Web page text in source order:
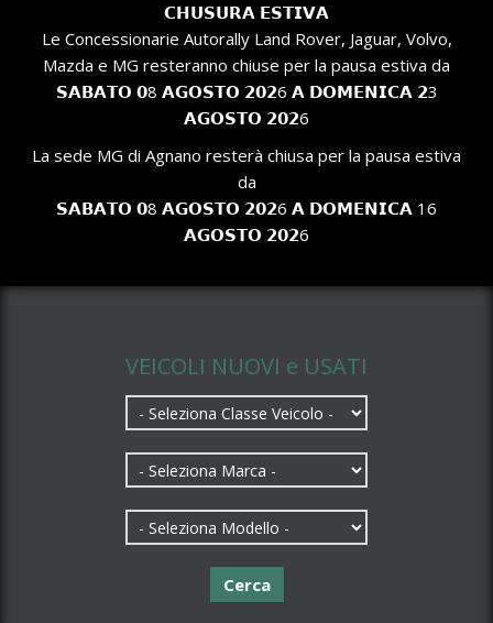
𝗖𝗛𝗨𝗦𝗨𝗥𝗔 𝗘𝗦𝗧𝗜𝗩𝗔
Le Concessionarie Autorally Land Rover, Jaguar, Volvo,
Mazda e MG resteranno chiuse per la pausa estiva da
𝗦𝗔𝗕𝗔𝗧𝗢 𝟬8 𝗔𝗚𝗢𝗦𝗧𝗢 𝟮𝟬𝟮6 𝗔 𝗗𝗢𝗠𝗘𝗡𝗜𝗖𝗔 𝟮3
𝗔𝗚𝗢𝗦𝗧𝗢 𝟮𝟬𝟮6
La sede MG di Agnano resterà chiusa per la pausa estiva
da
𝗦𝗔𝗕𝗔𝗧𝗢 𝟬8 𝗔𝗚𝗢𝗦𝗧𝗢 𝟮𝟬𝟮6 𝗔 𝗗𝗢𝗠𝗘𝗡𝗜𝗖𝗔 16
𝗔𝗚𝗢𝗦𝗧𝗢 𝟮𝟬𝟮6
VEICOLI NUOVI e USATI
Cerca